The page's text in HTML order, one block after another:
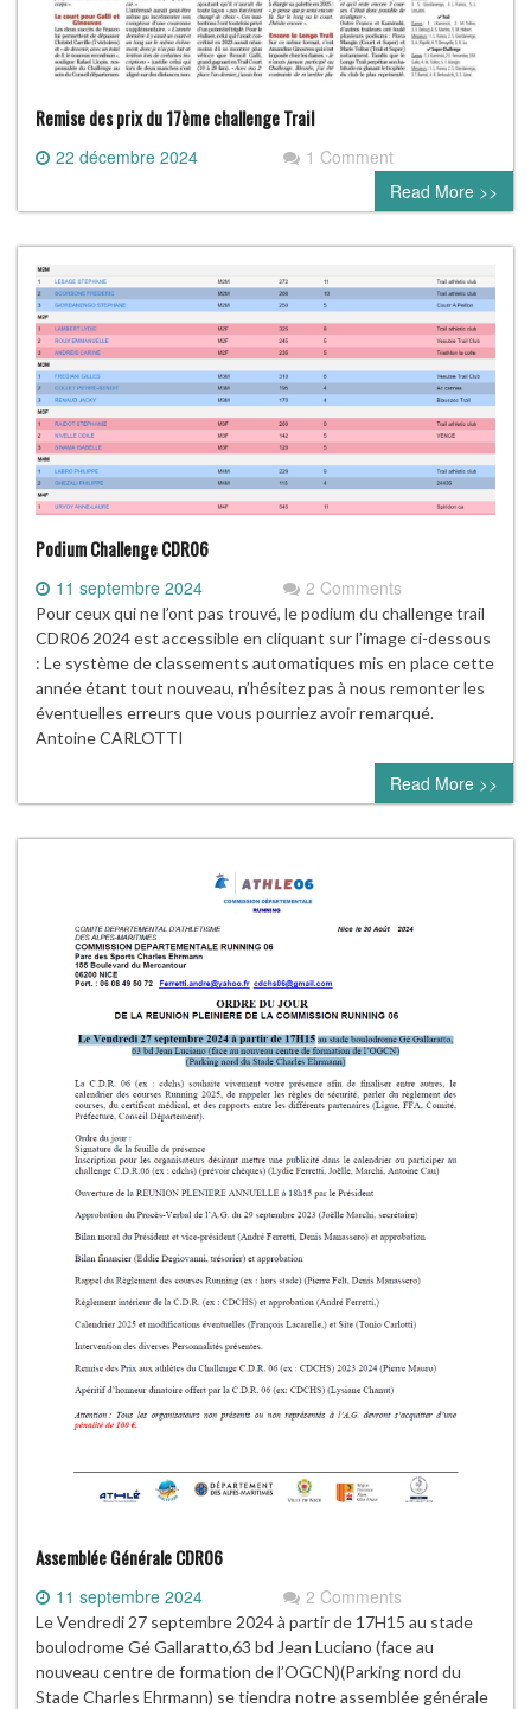
Remise des prix du 17ème challenge Trail
22 décembre 2024
1 Comment
Read More >>
Podium Challenge CDR06
11 septembre 2024 2 Comments
Pour ceux qui ne l’ont pas trouvé, le podium du challenge trail
CDR06 2024 est accessible en cliquant sur l’image ci-dessous
: Le système de classements automatiques mis en place cette
année étant tout nouveau, n’hésitez pas à nous remonter les
éventuelles erreurs que vous pourriez avoir remarqué.
Antoine CARLOTTI
Read More >>
Assemblée Générale CDR06
11 septembre 2024 2 Comments
Le Vendredi 27 septembre 2024 à partir de 17H15 au stade
boulodrome Gé Gallaratto,63 bd Jean Luciano (face au
nouveau centre de formation de l’OGCN)(Parking nord du
Stade Charles Ehrmann) se tiendra notre assemblée générale